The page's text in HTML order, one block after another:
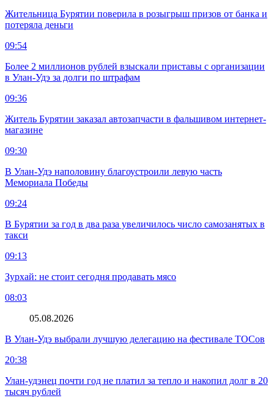
Жительница Бурятии поверила в розыгрыш призов от банка и
потеряла деньги
09:54
Более 2 миллионов рублей взыскали приставы с организации
в Улан-Удэ за долги по штрафам
09:36
Житель Бурятии заказал автозапчасти в фальшивом интернет-
магазине
09:30
В Улан-Удэ наполовину благоустроили левую часть
Мемориала Победы
09:24
В Бурятии за год в два раза увеличилось число самозанятых в
такси
09:13
Зурхай: не стоит сегодня продавать мясо
08:03
05.08.2026
В Улан-Удэ выбрали лучшую делегацию на фестивале ТОСов
20:38
Улан-удэнец почти год не платил за тепло и накопил долг в 20
тысяч рублей